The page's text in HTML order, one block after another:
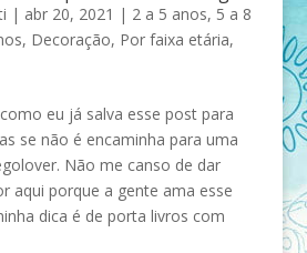
| abr 20, 2021 | 2 a 5 anos, 5 a 8
, Decoração, Por faixa etária,
eu já salva esse post para
se não é encaminha para uma
Não me canso de dar
aqui porque a gente ama esse
dica é de porta livros com